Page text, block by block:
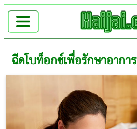
ฉีดโบท็อกซ์เพื่อรักษาอากา